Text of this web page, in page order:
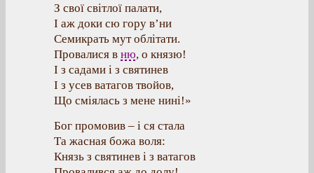
З свої світлої палати,
І аж доки сю гору в’ни
Семикрать мут облітати.
Провалися в ню, о князю!
І з садами і з святинев
І з усев ватагов твойов,
Що сміялась з мене нині!»
Бог промовив – і ся стала
Та жасная божа воля:
Князь з святинев і з ватагов